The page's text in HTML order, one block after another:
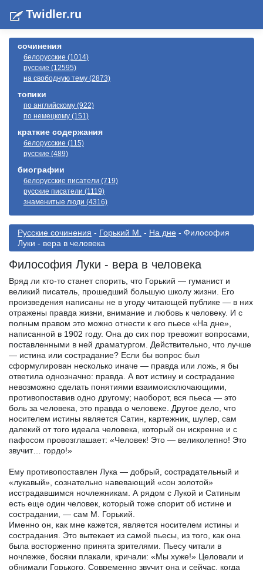
Twidler.ru
сочинения
белорусские (1014)
русские (12595)
на свободную тему (2873)
топики
по английскому (922)
по немецкому (151)
краткие содержания
белорусские (115)
русские (489)
биографии
белорусские писатели (719)
русские писатели (1119)
знаменитые люди (4316)
Русские сочинения - Горький М. - На дне - Философия
Луки - вера в человека
Философия Луки - вера в человека
Вряд ли кто-то станет спорить, что Горький — гуманист и
великий писатель, прошедший большую школу жизни. Его
произведения написаны не в угоду читающей публике — в них
отражены правда жизни, внимание и любовь к человеку. И с
полным правом это можно отнести к его пьесе «На дне»,
написанной в 1902 году. Она до сих пор тревожит вопросами,
поставленными в ней драматургом. Действительно, что лучше
— истина или сострадание? Если бы вопрос был
сформулирован несколько иначе — правда или ложь, я бы
ответила однозначно: правда. А вот истину и сострадание
невозможно сделать понятиями взаимоисключающими,
противопоставив одно другому; наоборот, вся пьеса — это
боль за человека, это правда о человеке. Другое дело, что
носителем истины является Сатин, картежник, шулер, сам
далекий от того идеала человека, который он искренне и с
пафосом провозглашает: «Человек! Это — великолепно! Это
звучит… гордо!»
Ему противопоставлен Лука — добрый, сострадательный и
«лукавый», сознательно навевающий «сон золотой»
исстрадавшимся ночлежникам. А рядом с Лукой и Сатиным
есть еще один человек, который тоже спорит об истине и
сострадании, — сам М. Горький.
Именно он, как мне кажется, является носителем истины и
сострадания. Это вытекает из самой пьесы, из того, как она
была восторженно принята зрителями. Пьесу читали в
ночлежке, босяки плакали, кричали: «Мы хуже!» Целовали и
обнимали Горького. Современно звучит она и сейчас, когда